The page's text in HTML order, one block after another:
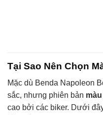
Tại Sao Nên Chọn
Mặc dù Benda Napoleon
sắc, nhưng phiên bản
cao bởi các biker. Dưới